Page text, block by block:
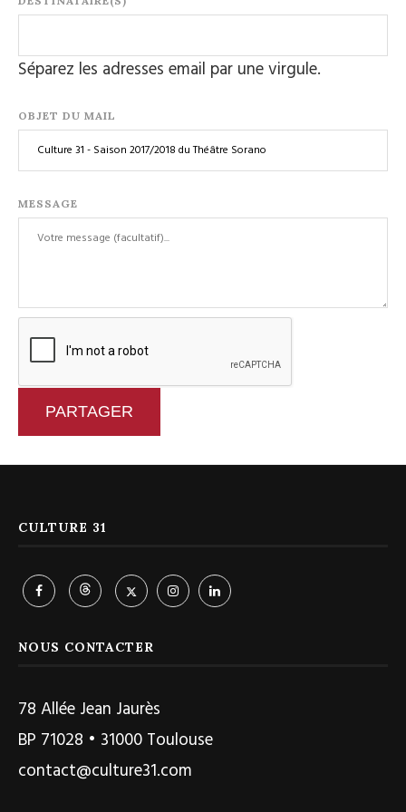
Séparez les adresses email par une virgule.
OBJET DU MAIL
MESSAGE
PARTAGER
CULTURE 31
NOUS CONTACTER
78 Allée Jean Jaurès
BP 71028 • 31000 Toulouse
contact@culture31.com